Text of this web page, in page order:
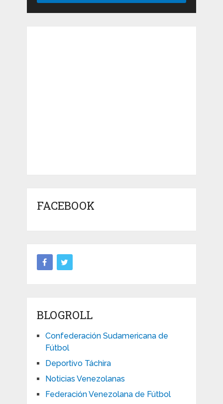
FACEBOOK
BLOGROLL
Confederación Sudamericana de
Fútbol
Deportivo Táchira
Noticias Venezolanas
Federación Venezolana de Fútbol